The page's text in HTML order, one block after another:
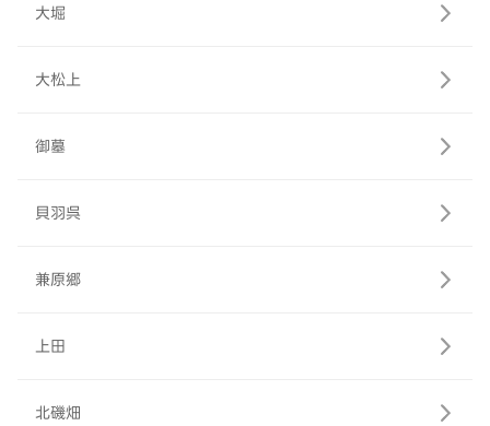
大堀
大松上
御墓
貝羽呉
兼原郷
上田
北磯畑